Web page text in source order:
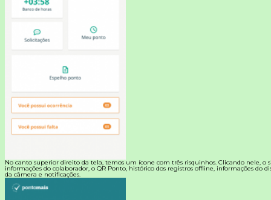
No canto superior direito da tela, temos um ícone com três risquinhos. Clicando nele, o
informações do colaborador, o QR Ponto, histórico dos registros offline, informações do
da câmera e notificações.